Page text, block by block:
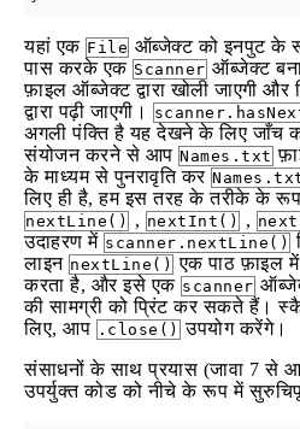
यहां एक File ऑब्जेक्ट को इनपुट के
पास करके एक Scanner ऑब्जेक्ट
फ़ाइल ऑब्जेक्ट द्वारा खोली जाएगी
द्वारा पढ़ी जाएगी।
अगली पंक्ति है यह देखने के लिए जाँच
संयोजन करने से आप Names.txt
के माध्यम से पुनरावृति कर
लिए ही है, हम इस तरह के तरीके के
nextLine() , nextInt() ,
उदाहरण में scanner.nextLine()
लाइन nextLine() एक पाठ फ़ाइल में
करता है, और इसे एक scanner
की सामग्री को प्रिंट कर सकते हैं।
लिए, आप .close() उपयोग करेंगे।
संसाधनों के साथ प्रयास (जावा 7 से
उपर्युक्त कोड को नीचे के रूप में